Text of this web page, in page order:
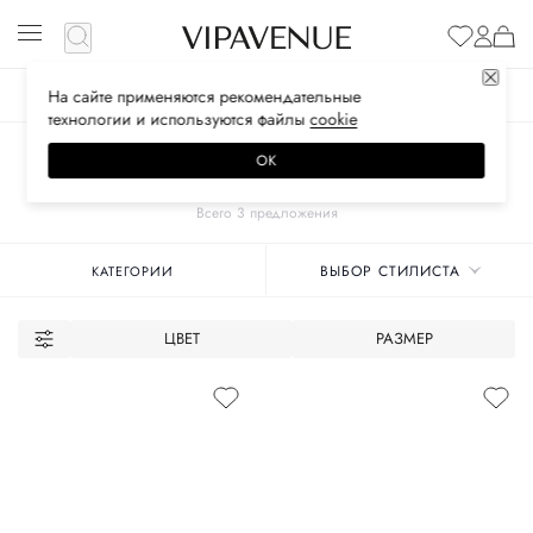
ЖЕНСКОЕ МУЖСКОЕ
Всего 3 предложения
Унисекс бренды
ЛОФЕРЫ
КАТЕГОРИИ ВЫБОР СТИЛИСТА
ЦВЕТ РАЗМЕР
На сайте применяются рекомендательные
технологии и используются файлысооkiе
ОК